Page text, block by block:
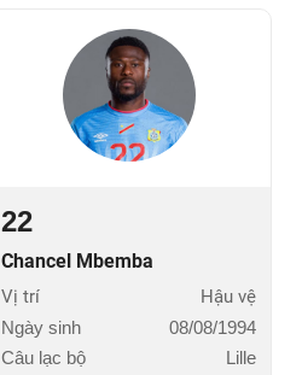
22
Chancel Mbemba
Vị trí Hậu vệ
Ngày sinh
08/08/1994
Câu lạc bộ
Lille